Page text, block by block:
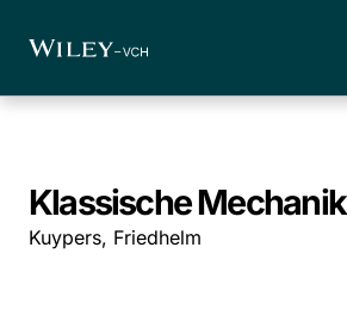
Klassische Mechanik
Kuypers, Friedhelm